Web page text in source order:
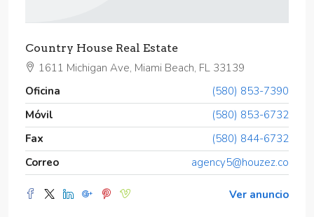
Country House Real Estate
1611 Michigan Ave, Miami Beach, FL 33139
Oficina
(580) 853-7390
Móvil
(580) 853-6732
Fax
(580) 844-6732
Correo
agency5@houzez.co
Ver anuncio